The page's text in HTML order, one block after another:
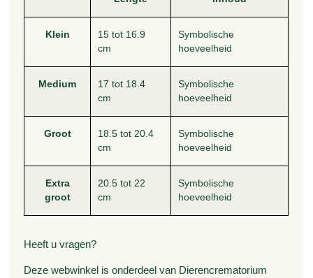
Klein
15 tot 16.9
cm
Symbolische
hoeveelheid
Medium
17 tot 18.4
cm
Symbolische
hoeveelheid
Groot
18.5 tot 20.4
cm
Symbolische
hoeveelheid
Extra
groot
20.5 tot 22
cm
Symbolische
hoeveelheid
Heeft u vragen?
Deze webwinkel is onderdeel van Dierencrematorium